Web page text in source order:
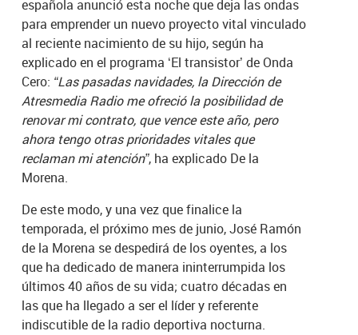
española anunció esta noche que deja las ondas
para emprender un nuevo proyecto vital vinculado
al reciente nacimiento de su hijo, según ha
explicado en el programa ‘El transistor’ de Onda
Cero: “Las pasadas navidades, la Dirección de
Atresmedia Radio me ofreció la posibilidad de
renovar mi contrato, que vence este año, pero
ahora tengo otras prioridades vitales que
reclaman mi atención”, ha explicado De la
Morena.
De este modo, y una vez que finalice la
temporada, el próximo mes de junio, José Ramón
de la Morena se despedirá de los oyentes, a los
que ha dedicado de manera ininterrumpida los
últimos 40 años de su vida; cuatro décadas en
las que ha llegado a ser el líder y referente
indiscutible de la radio deportiva nocturna.